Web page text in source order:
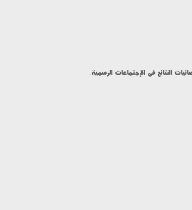
النتائج فى الإجتماعات الرسمية.